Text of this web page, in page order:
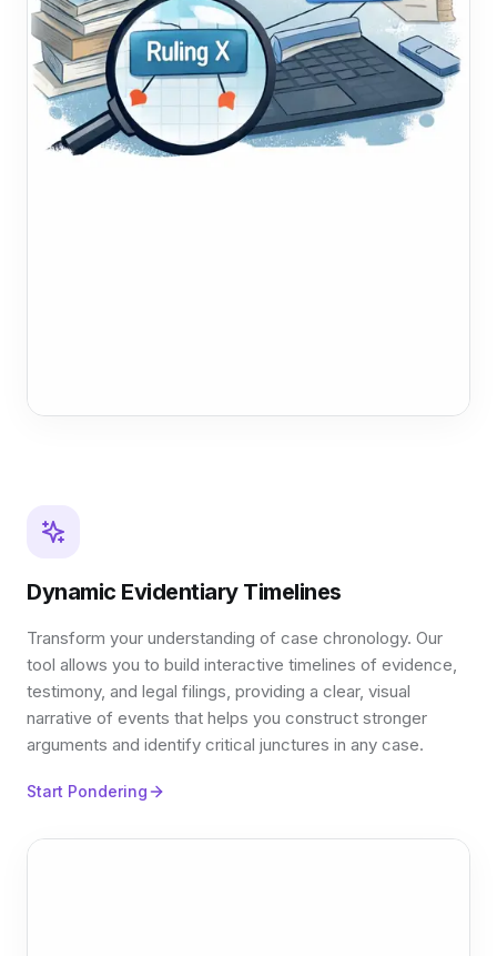
Dynamic Evidentiary Timelines
Transform your understanding of case chronology. Our
tool allows you to build interactive timelines of evidence,
testimony, and legal filings, providing a clear, visual
narrative of events that helps you construct stronger
arguments and identify critical junctures in any case.
Start Pondering